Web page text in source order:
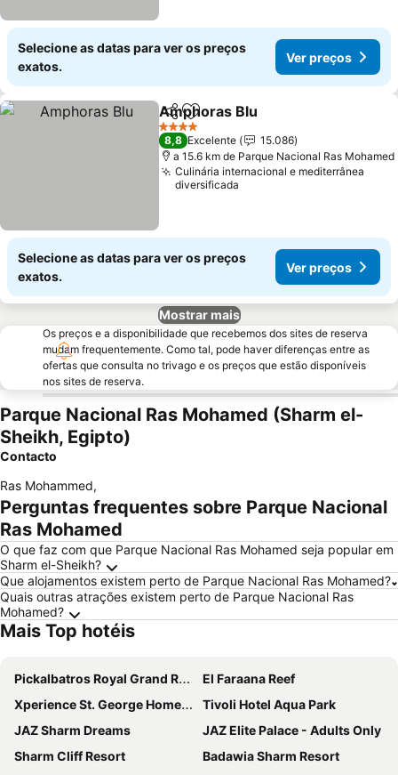
Selecione as datas para ver os preços
exatos.
Ver preços
PartilharAdicionar aos favoritos
Amphoras Blu
4 Estrelas
8,8 Excelente
15.086
a 15.6 km de Parque Nacional Ras Mohamed
Culinária internacional e mediterrânea
diversificada
Selecione as datas para ver os preços
exatos.
Ver preços
Mostrar mais
Os preços e a disponibilidade que recebemos dos sites de reserva
mudam frequentemente. Como tal, pode haver diferenças entre as
ofertas que consulta no trivago e os preços que estão disponíveis
nos sites de reserva.
Parque Nacional Ras Mohamed (Sharm el-
Sheikh, Egipto)
Contacto
Ras Mohammed,
Perguntas frequentes sobre Parque Nacional
Ras Mohamed
O que faz com que Parque Nacional Ras Mohamed seja popular em
Sharm el-Sheikh?
Que alojamentos existem perto de Parque Nacional Ras Mohamed?
Quais outras atrações existem perto de Parque Nacional Ras
Mohamed?
Mais Top hotéis
Pickalbatros Royal Grand Resort - Sharm El Sheikh
El Faraana Reef
Xperience St. George Homestay
Tivoli Hotel Aqua Park
JAZ Sharm Dreams
JAZ Elite Palace - Adults Only
Sharm Cliff Resort
Badawia Sharm Resort